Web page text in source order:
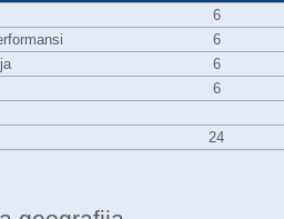
6
6
6
6
24